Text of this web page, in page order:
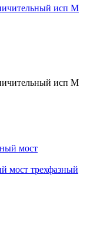
исп М
исп М
мост трехфазный